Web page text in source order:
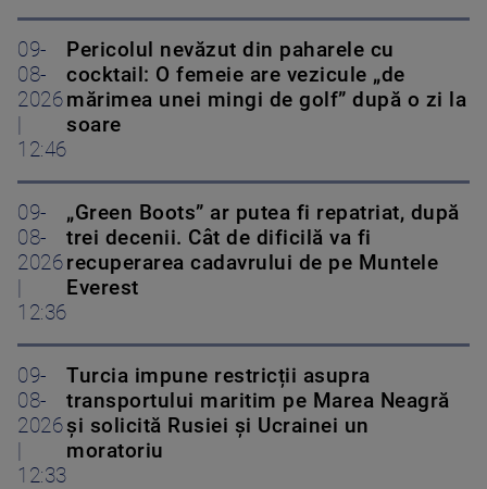
09-
08-
2026
12:46
Pericolul nevăzut din paharele cu
cocktail: O femeie are vezicule „de
mărimea unei mingi de golf” după o zi la
soare
09-
08-
2026
12:36
„Green Boots” ar putea fi repatriat, după
trei decenii. Cât de dificilă va fi
recuperarea cadavrului de pe Muntele
Everest
09-
08-
2026
12:33
Turcia impune restricții asupra
transportului maritim pe Marea Neagră
și solicită Rusiei și Ucrainei un
moratoriu